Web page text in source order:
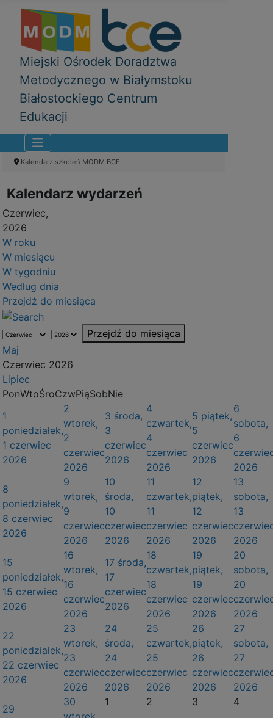
Miejski Ośrodek Doradztwa
Metodycznego w Białymstoku
Białostockiego Centrum
Edukacji
Kalendarz szkoleń MODM BCE
Kalendarz wydarzeń
Czerwiec,
2026
W roku
W miesiącu
W tygodniu
Według dnia
Przejdź do miesiąca
Przejdź do miesiąca
Maj
Czerwiec 2026
Lipiec
PonWtoŚroCzwPiąSobNie
1
poniedziałek,
1 czerwiec
2026
2
wtorek,
2
czerwiec
2026
3 środa,
3
czerwiec
2026
4
czwartek,
4
czerwiec
2026
5 piątek,
5
czerwiec
2026
6
sobota,
6
2026
8
poniedziałek,
8 czerwiec
2026
9
wtorek,
9
czerwiec
2026
10
środa,
10
czerwiec
2026
11
czwartek,
11
czerwiec
2026
12
piątek,
12
czerwiec
2026
13
sobota,
13
2026
15
poniedziałek,
15 czerwiec
2026
16
wtorek,
16
czerwiec
2026
17 środa,
17
czerwiec
2026
18
czwartek,
18
czerwiec
2026
19
piątek,
19
czerwiec
2026
20
sobota,
20
2026
22
poniedziałek,
22 czerwiec
2026
23
wtorek,
23
czerwiec
2026
24
środa,
24
czerwiec
2026
25
czwartek,
25
czerwiec
2026
26
piątek,
26
czerwiec
2026
27
sobota,
27
2026
29
30
1 2 3 4